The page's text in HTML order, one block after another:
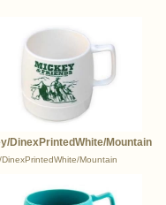
DinexPrintedWhite/Mountain
DinexPrintedWhite/Mountain